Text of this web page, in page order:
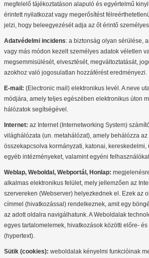
megfelelő tájékoztatáson alapuló és egyértelmű
érintett nyilatkozat vagy megerősítést
jelzi, hogy beleegyezését adja az őt érintő
Adatvédelmi incidens: a biztonság olyan sérülése,
vagy más módon kezelt személyes adatok véletlen
megsemmisülését, elvesztését, megváltoztatását,
azokhoz való jogosulatlan hozzáférést eredményezi.
E-mail: (Electronic mail) elektronikus levél. A neve
módjára, amely teljes egészében elektronikus úton
hálózatok segítségével.
Internet: az Internet (Internetworking System)
világhálózata (un. metahálózat), amely behálózza az
összekapcsolva kormányzati, katonai, kereskedelmi,
egyéb intézményeket, valamint egyéni
Weblap, Weboldal, Webportál, Honlap:
alkalmas elektronikus felület, mely jellemzően az
szervereken (Webserver) helyezkednek el. Ezek az
címmel (hivatkozással) rendelkeznek, amit egy
az adott oldalra navigálhatunk. A Weboldalak
egyes tartalomelemek, hivatkozások közötti előre-
(hypertext).
Sütik (cookies): weboldalak kényelmi funkcióinak